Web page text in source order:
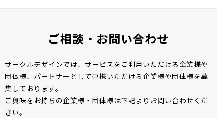
ご相談・お問い合わせ
サークルデザインでは、サービスをご利用いただける企業様や
団体様、パートナーとして連携いただける企業様や団体様を募
集しております。
ご興味をお持ちの企業様・団体様は下記よりお問い合わせくだ
さい。